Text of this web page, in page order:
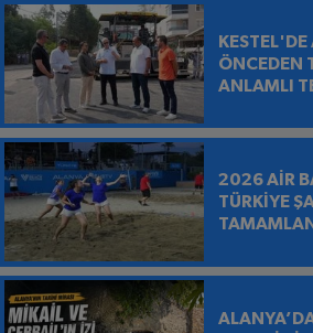
KESTEL'DE
ÖNCEDEN
ANLAMLI
BIRAKILDI
2026 AİR
TÜRKİYE